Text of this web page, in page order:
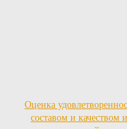
Оценка
составом и качеством